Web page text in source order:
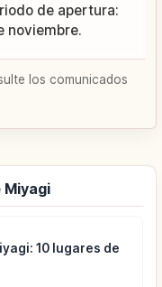
de apertura:
noviembre.
los comunicados
10 lugares de